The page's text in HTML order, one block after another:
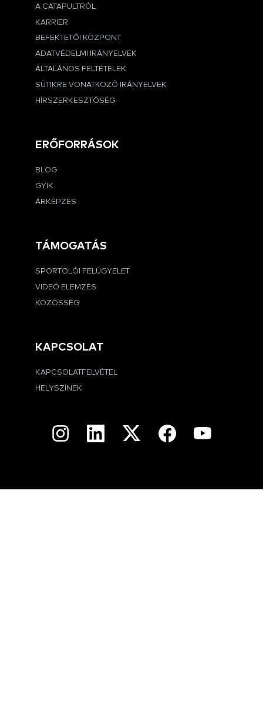
A CATAPULTRÓL
KARRIER
BEFEKTETŐI KÖZPONT
ADATVÉDELMI IRÁNYELVEK
ÁLTALÁNOS FELTÉTELEK
SÜTIKRE VONATKOZÓ IRÁNYELVEK
HÍRSZERKESZTŐSÉG
ERŐFORRÁSOK
BLOG
GYIK
ÁRKÉPZÉS
TÁMOGATÁS
SPORTOLÓI FELÜGYELET
VIDEÓ ELEMZÉS
KÖZÖSSÉG
KAPCSOLAT
KAPCSOLATFELVÉTEL
HELYSZÍNEK